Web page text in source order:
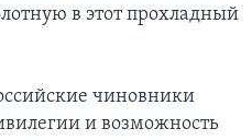
в этот прохладный
чиновники
и возможность